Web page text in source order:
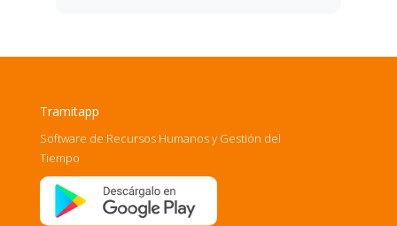
Tramitapp
Software de Recursos Humanos y Gestión del
Tiempo